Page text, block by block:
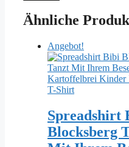
Ähnliche
Angebot!
Spreadshirt
Blocksberg